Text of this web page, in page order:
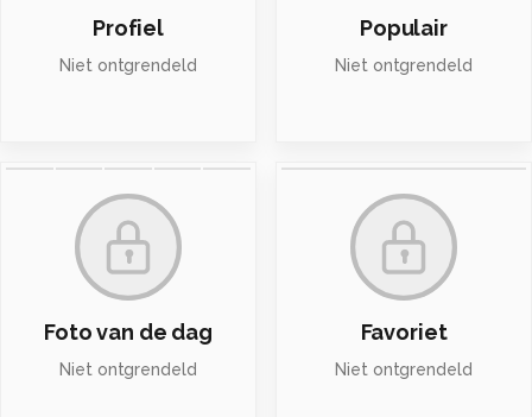
Profiel
Niet ontgrendeld
Populair
Niet ontgrendeld
Foto van de dag
Niet ontgrendeld
Favoriet
Niet ontgrendeld